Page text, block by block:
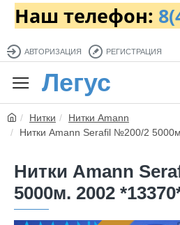
Наш телефон:
АВТОРИЗАЦИЯ РЕГИСТРАЦИЯ
Легус
Нитки
Нитки Amann
Нитки Amann Serafil №200/2
Нитки Amann
5000м. 2002